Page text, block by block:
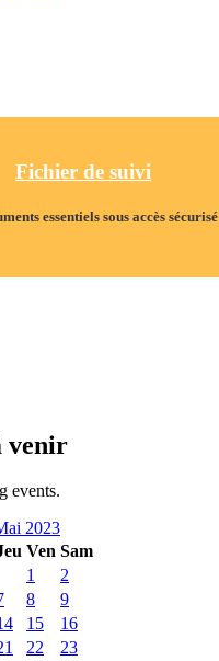
Fichier de suivi
essentiels sous accès sécurisé
venir
events.
2023
Ven Sam
1
2
8
9
15
16
22
23